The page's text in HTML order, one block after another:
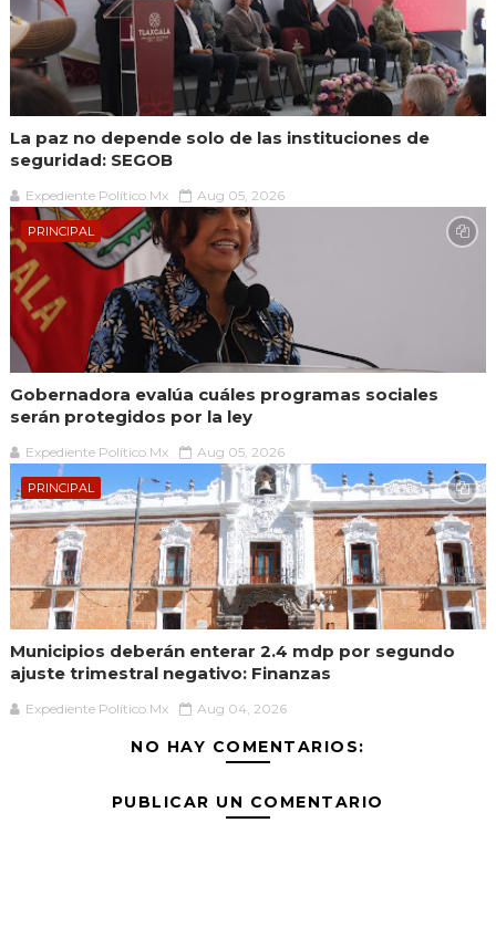
La paz no depende solo de las instituciones de
seguridad: SEGOB
Expediente Político.Mx Aug 05, 2026
PRINCIPAL
Gobernadora evalúa cuáles programas sociales
serán protegidos por la ley
Expediente Político.Mx Aug 05, 2026
PRINCIPAL
Municipios deberán enterar 2.4 mdp por segundo
ajuste trimestral negativo: Finanzas
Expediente Político.Mx Aug 04, 2026
NO HAY COMENTARIOS:
PUBLICAR UN COMENTARIO